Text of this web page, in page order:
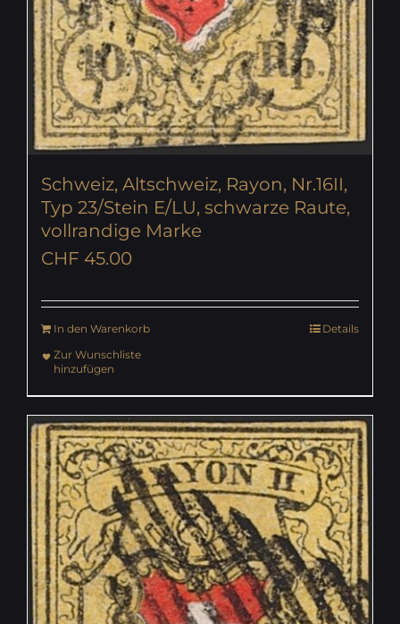
Schweiz, Altschweiz, Rayon, Nr.16II,
Typ 23/Stein E/LU, schwarze Raute,
vollrandige Marke
CHF 45.00
In den Warenkorb
Details
Zur Wunschliste
hinzufügen